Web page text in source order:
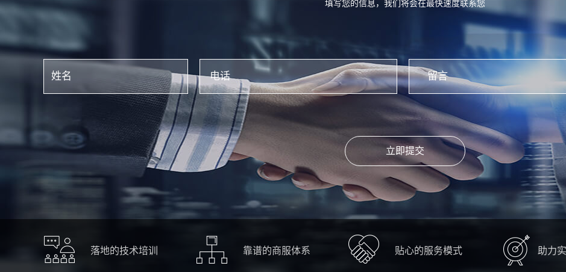
填写您的信息，我们将会在最快速度联系您
立即提交
落地的技术培训 靠谱的商服体系 贴心的服务模式 助力